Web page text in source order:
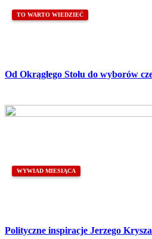
TO WARTO WIEDZIEĆ
Od Okrągłego Stołu do wyborów
WYWIAD MIESIĄCA
Polityczne inspiracje Jerzego